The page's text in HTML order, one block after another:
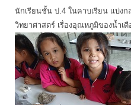
นักเรียนชั้น ป.4 ในคาบเรียน แบ่ง
วิทยาศาสตร์ เรื่องอุณหภูมิของน้ำเดื